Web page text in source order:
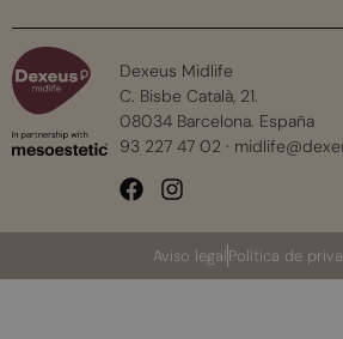
Dexeus Midlife
C. Bisbe Català, 21.
08034 Barcelona. España
93 227 47 02 ·
Aviso legalPolítica de